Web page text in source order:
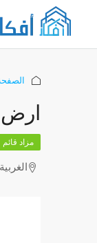
ارض تجارية
مزاد قائم